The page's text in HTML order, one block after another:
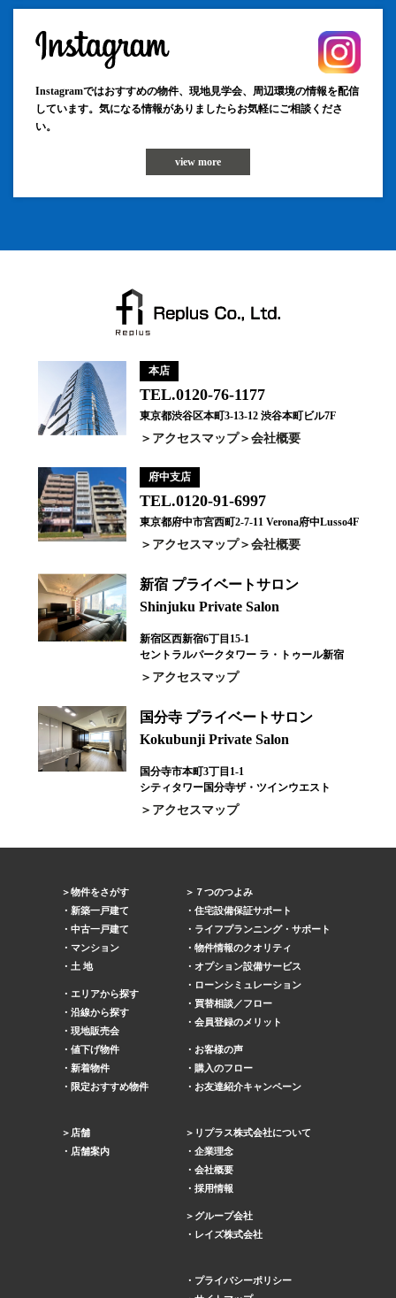
Instagramではおすすめの物件、現地見学会、周辺環境の情報を配信
しています。気になる情報がありましたらお気軽にご相談くださ
い。
view more
本店
TEL.0120-76-1177
東京都渋谷区本町3-13-12 渋谷本町ビル7F
アクセスマップ 会社概要
府中支店
TEL.0120-91-6997
東京都府中市宮西町2-7-11 Verona府中Lusso4F
アクセスマップ 会社概要
新宿 プライベートサロン
Shinjuku Private Salon
新宿区西新宿6丁目15-1
セントラルパークタワー ラ・トゥール新宿
アクセスマップ
国分寺 プライベートサロン
Kokubunji Private Salon
国分寺市本町3丁目1-1
シティタワー国分寺ザ・ツインウエスト
アクセスマップ
物件をさがす
新築一戸建て
中古一戸建て
マンション
土 地
エリアから探す
沿線から探す
現地販売会
値下げ物件
新着物件
限定おすすめ物件
７つのつよみ
住宅設備保証サポート
ライフプランニング・サポート
物件情報のクオリティ
オプション設備サービス
ローンシミュレーション
買替相談／フロー
会員登録のメリット
お客様の声
購入のフロー
お友達紹介キャンペーン
店舗
店舗案内
リプラス株式会社について
企業理念
会社概要
採用情報
グループ会社
レイズ株式会社
プライバシーポリシー